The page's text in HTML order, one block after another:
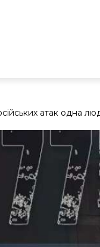
атак одна